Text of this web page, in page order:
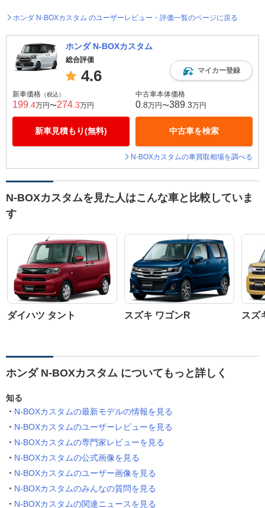
ホンダ N-BOXカスタム のユーザーレビュー・評価一覧のページに戻る
ホンダ N-BOXカスタム
総合評価
4.6 マイカー登録
新車価格 （税込）
199 .4万円〜274 .3万円
新車見積もり(無料)
中古車本体価格
0 .8万円〜389 .3万円
中古車を検索
N-BOXカスタムの車買取相場を調べる
N-BOXカスタムを見た人はこんな車と比較していま
す
ダイハツ タント スズキ ワゴンR スズ
ホンダ N-BOXカスタム についてもっと詳しく
知る
N-BOXカスタムの最新モデルの情報を見る
N-BOXカスタムのユーザーレビューを見る
N-BOXカスタムの専門家レビューを見る
N-BOXカスタムの公式画像を見る
N-BOXカスタムのユーザー画像を見る
N-BOXカスタムのみんなの質問を見る
N-BOXカスタムの関連ニュースを見る